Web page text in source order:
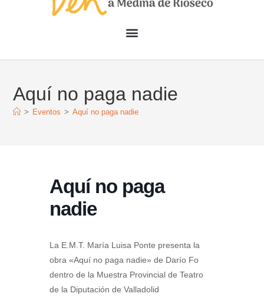
Aquí no paga nadie
> Eventos > Aquí no paga nadie
Aquí no paga
nadie
La E.M.T. María Luisa Ponte presenta la
obra «Aquí no paga nadie» de Darío Fo
dentro de la Muestra Provincial de Teatro
de la Diputación de Valladolid